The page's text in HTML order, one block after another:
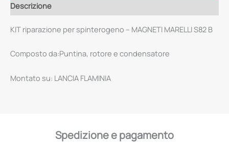
Descrizione
KIT riparazione per spinterogeno – MAGNETI MARELLI S82 B
Composto da:Puntina, rotore e condensatore
Montato su: LANCIA FLAMINIA
Spedizione e pagamento